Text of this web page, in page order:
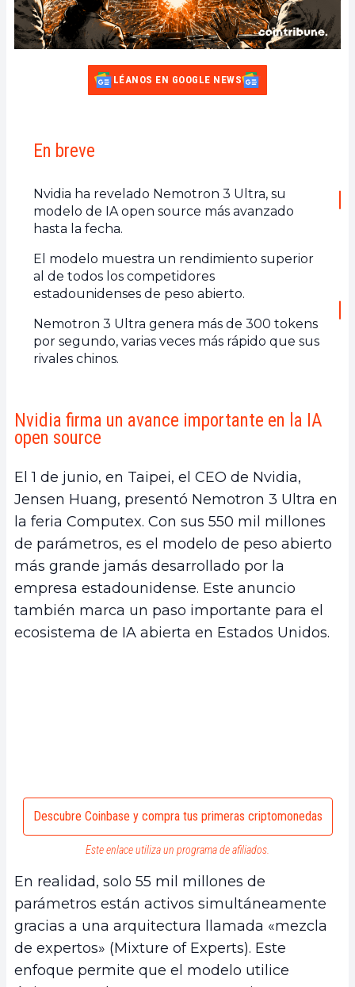
LÉANOS EN GOOGLE NEWS
En breve
Nvidia ha revelado Nemotron 3 Ultra, su
modelo de IA open source más avanzado
hasta la fecha.
El modelo muestra un rendimiento superior
al de todos los competidores
estadounidenses de peso abierto.
Nemotron 3 Ultra genera más de 300 tokens
por segundo, varias veces más rápido que sus
rivales chinos.
Nvidia firma un avance importante en la IA
open source
El 1 de junio, en Taipei, el CEO de Nvidia,
Jensen Huang, presentó Nemotron 3 Ultra en
la feria Computex. Con sus 550 mil millones
de parámetros, es el modelo de peso abierto
más grande jamás desarrollado por la
empresa estadounidense. Este anuncio
también marca un paso importante para el
ecosistema de IA abierta en Estados Unidos.
Descubre Coinbase y compra tus primeras criptomonedas
Este enlace utiliza un programa de afiliados.
En realidad, solo 55 mil millones de
parámetros están activos simultáneamente
gracias a una arquitectura llamada «mezcla
de expertos» (Mixture of Experts). Este
enfoque permite que el modelo utilice